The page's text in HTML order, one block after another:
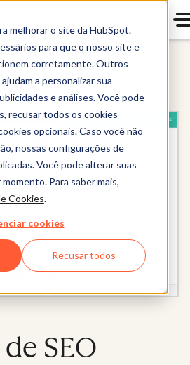
melhorar o site da HubSpot.
para que o nosso site e
corretamente. Outros
a personalizar sua
e análises. Você pode
recusar todos os cookies
opcionais. Caso você não
nossas configurações de
Você pode alterar suas
Para saber mais,
Cookies.
cookies
Recusar todos
SEO